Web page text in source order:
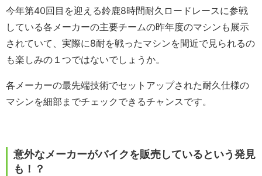
今年第40回目を迎える鈴鹿8時間耐久ロードレースに参戦
している各メーカーの主要チームの昨年度のマシンも展示
されていて、実際に8耐を戦ったマシンを間近で見られるの
も楽しみの１つではないでしょうか。
各メーカーの最先端技術でセットアップされた耐久仕様の
マシンを細部までチェックできるチャンスです。
意外なメーカーがバイクを販売しているという発見
も！？